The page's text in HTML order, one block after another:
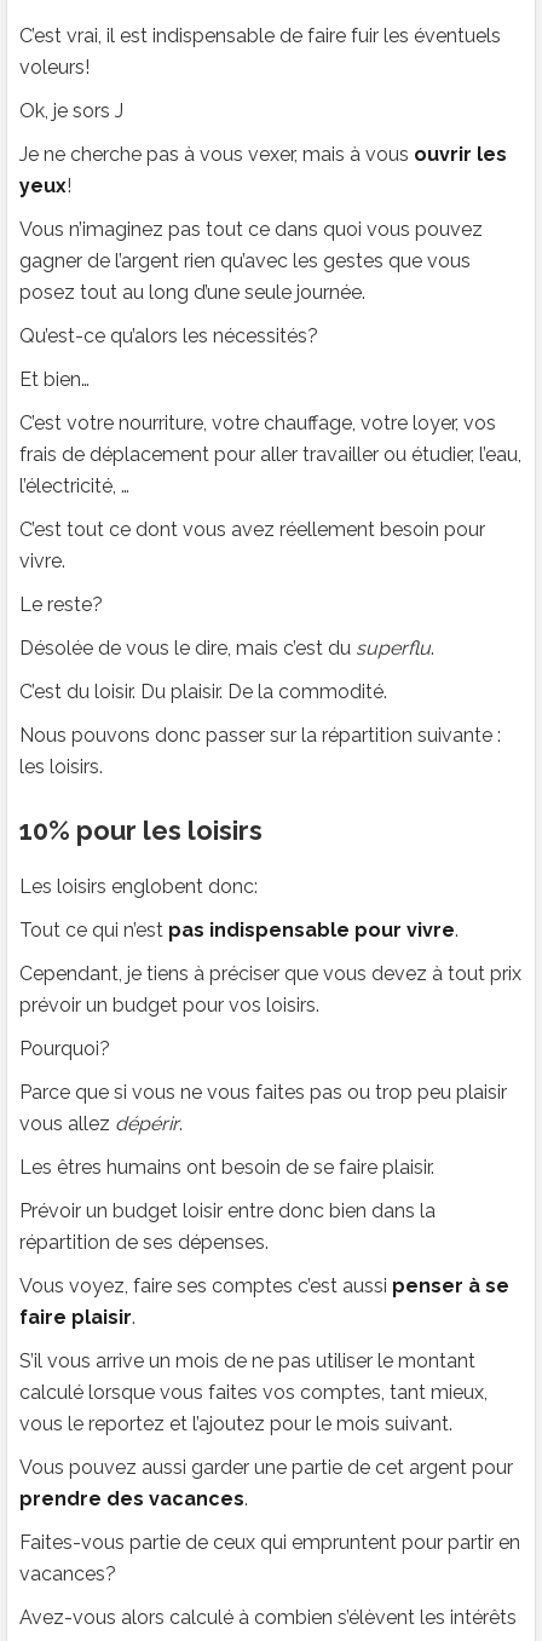
C’est vrai, il est indispensable de faire fuir les éventuels
voleurs!
Ok, je sors J
Je ne cherche pas à vous vexer, mais à vous ouvrir les
yeux!
Vous n’imaginez pas tout ce dans quoi vous pouvez
gagner de l’argent rien qu’avec les gestes que vous
posez tout au long d’une seule journée.
Qu’est-ce qu’alors les nécessités?
Et bien…
C’est votre nourriture, votre chauffage, votre loyer, vos
frais de déplacement pour aller travailler ou étudier, l’eau,
l’électricité, …
C’est tout ce dont vous avez réellement besoin pour
vivre.
Le reste?
Désolée de vous le dire, mais c’est du superflu.
C’est du loisir. Du plaisir. De la commodité.
Nous pouvons donc passer sur la répartition suivante :
les loisirs.
10% pour les loisirs
Les loisirs englobent donc:
Tout ce qui n’est pas indispensable pour vivre.
Cependant, je tiens à préciser que vous devez à tout prix
prévoir un budget pour vos loisirs.
Pourquoi?
Parce que si vous ne vous faites pas ou trop peu plaisir
vous allez dépérir.
Les êtres humains ont besoin de se faire plaisir.
Prévoir un budget loisir entre donc bien dans la
répartition de ses dépenses.
Vous voyez, faire ses comptes c’est aussi penser à se
faire plaisir.
S’il vous arrive un mois de ne pas utiliser le montant
calculé lorsque vous faites vos comptes, tant mieux,
vous le reportez et l’ajoutez pour le mois suivant.
Vous pouvez aussi garder une partie de cet argent pour
prendre des vacances.
Faites-vous partie de ceux qui empruntent pour partir en
vacances?
Avez-vous alors calculé à combien s’élèvent les intérêts